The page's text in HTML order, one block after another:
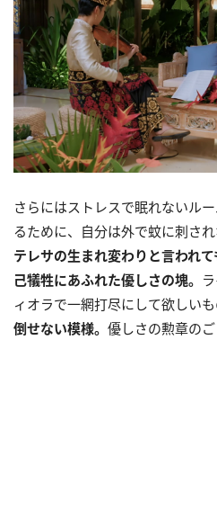
さらにはストレスで眠れないル
るために、自分は外で蚊に刺さ
テレサの生まれ変わりと言われ
己犠牲にあふれた優しさの塊。
ィオラで一網打尽にして欲しいも
倒せない模様。 優しさの勲章のご